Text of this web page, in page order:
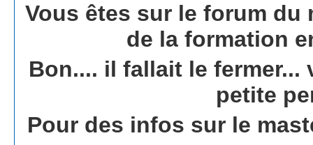
Vous êtes sur le forum du
de la formation
Bon.... il fallait le fermer...
petite
Pour des infos sur le